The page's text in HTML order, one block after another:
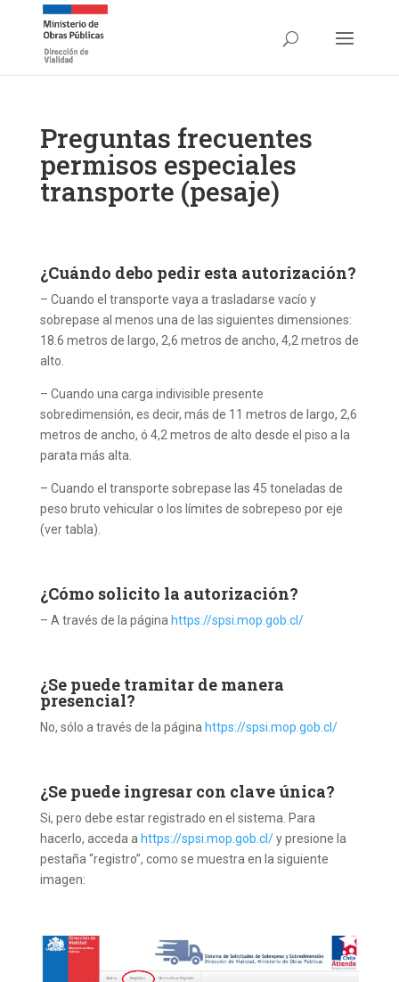
Preguntas frecuentes
permisos especiales
transporte (pesaje)
¿Cuándo debo pedir esta autorización?
– Cuando el transporte vaya a trasladarse vacío y
sobrepase al menos una de las siguientes dimensiones:
18.6 metros de largo, 2,6 metros de ancho, 4,2 metros de
alto.
– Cuando una carga indivisible presente
sobredimensión, es decir, más de 11 metros de largo, 2,6
metros de ancho, ó 4,2 metros de alto desde el piso a la
parata más alta.
– Cuando el transporte sobrepase las 45 toneladas de
peso bruto vehicular o los límites de sobrepeso por eje
(ver tabla).
¿Cómo solicito la autorización?
– A través de la página https://spsi.mop.gob.cl/
¿Se puede tramitar de manera
presencial?
No, sólo a través de la página https://spsi.mop.gob.cl/
¿Se puede ingresar con clave única?
Si, pero debe estar registrado en el sistema. Para
hacerlo, acceda a https://spsi.mop.gob.cl/y presione la
pestaña “registro”, como se muestra en la siguiente
imagen: